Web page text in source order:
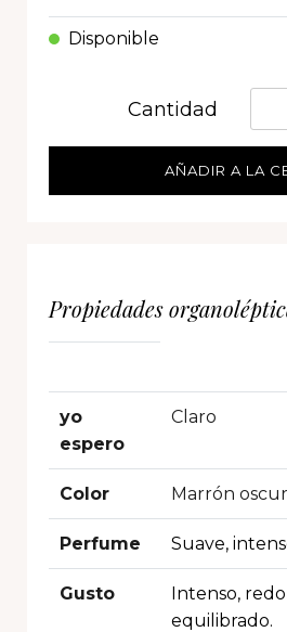
Disponible
Cantidad
AÑADIR A LA
Propiedades
yo
espero
Claro
Color Marrón
Perfume Suave,
Gusto
Intenso,
equilibrado.